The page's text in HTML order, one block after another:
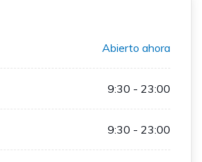
Abierto ahora
9:30 - 23:00
9:30 - 23:00